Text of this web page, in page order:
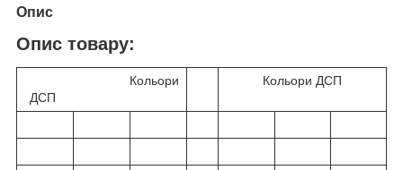
Опис
Опис товару:
Кольори
ДСП
Кольори ДСП